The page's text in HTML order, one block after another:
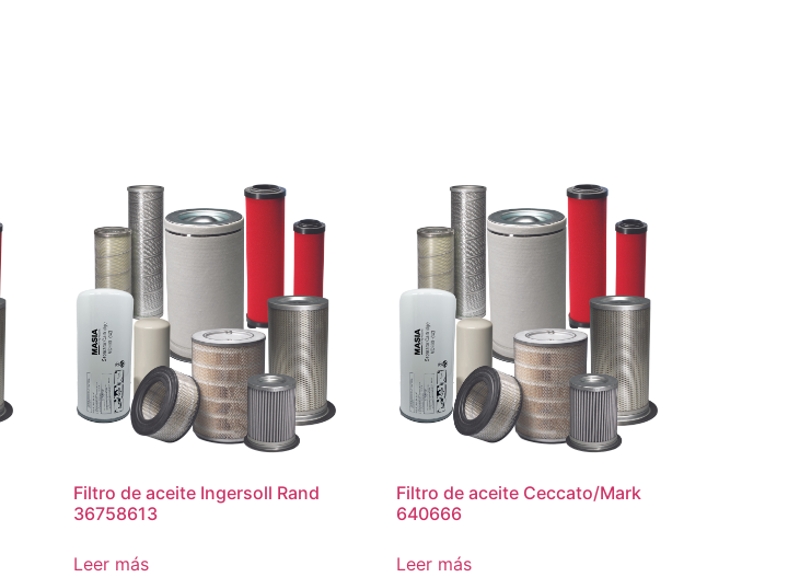
Filtro de aceite Ingersoll Rand
36758613
Leer más
Filtro de aceite Ceccato/Mark
640666
Leer más